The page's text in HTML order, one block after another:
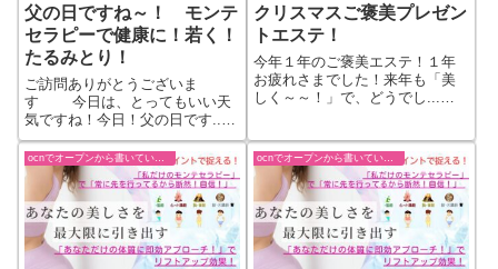
父の日ですね～！ モンテ
セラピーで健康に！若く！
たるみとり！
ご訪問ありがとうございま
す 今日は、とってもいい天
気ですね！今日！父の日です...
続きをもっと見る
クリスマスご褒美プレゼン
トエステ！
今年１年のご褒美エステ！１年
お疲れさまでした！来年も「美
しく～～！」で、どうでし...続
ocnでオープンから書いていた過去ブログ ocnでオープンから書いていた過去ブログ